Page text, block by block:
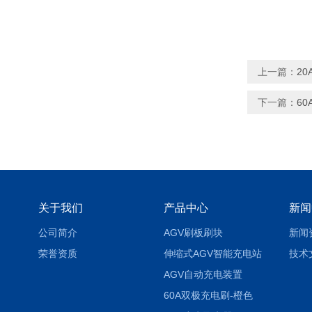
上一篇：
下一篇：
关于我们
公司简介
荣誉资质
产品中心
AGV刷板刷块
伸缩式AGV智能充电站
AGV自动充电装置
60A双极充电刷-橙色
新
新闻
技术